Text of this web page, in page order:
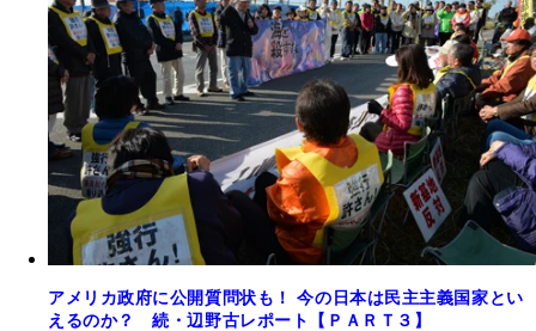
アメリカ政府に公開質問状も！ 今の日本は民主主義国家とい
えるのか？ 続・辺野古レポート【ＰＡＲＴ３】